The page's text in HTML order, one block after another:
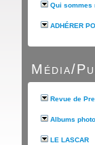
Qui sommes
ADHÉRER
Média/
Revue de
Albums
LE LASCAR